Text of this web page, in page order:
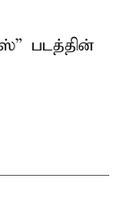
” படத்தின்